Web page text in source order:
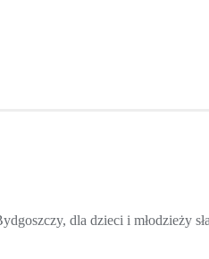
dla dzieci i młodzieży